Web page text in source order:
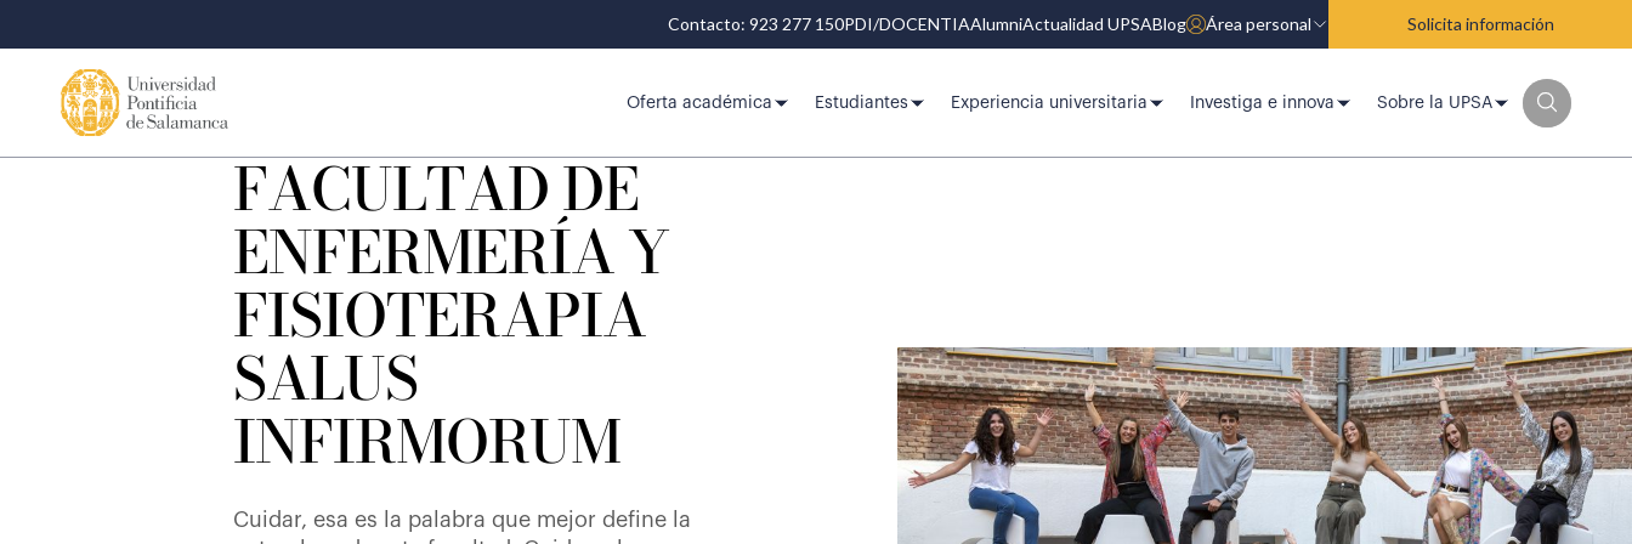
Contacto: 923 277 150PDI/DOCENTIAAlumniActualidad UPSABlog Área personal Solicita información
Oferta académica Estudiantes Experiencia universitaria Investiga e innova Sobre la UPSA
FACULTAD DE
ENFERMERÍA Y
FISIOTERAPIA
SALUS
INFIRMORUM
Cuidar, esa es la palabra que mejor define la